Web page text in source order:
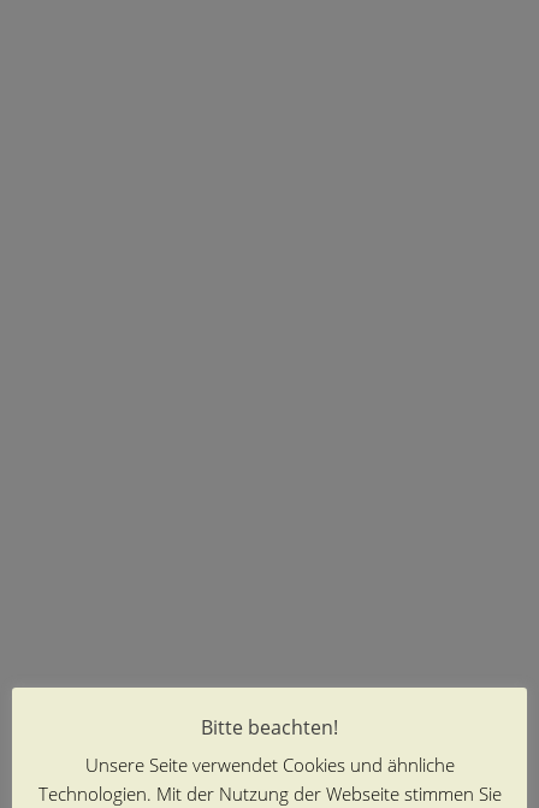
Bitte beachten!
Unsere Seite verwendet Cookies und ähnliche
Technologien. Mit der Nutzung der Webseite stimmen Sie